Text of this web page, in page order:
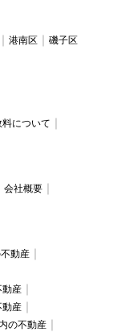
港南区 磯子区
について
会社概要
動産
動産
動産
の不動産